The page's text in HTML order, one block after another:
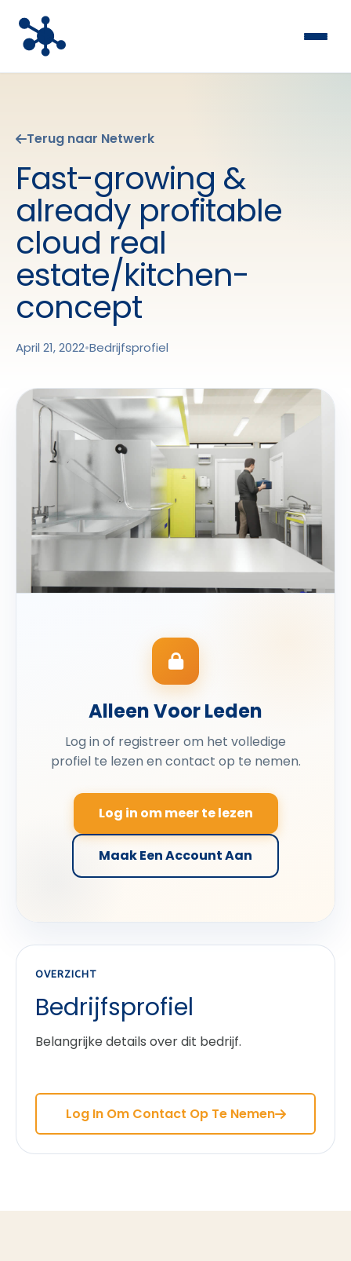
Terug naar Netwerk
Fast-growing &
already profitable
cloud real
estate/kitchen-
concept
April 21, 2022•Bedrijfsprofiel
Alleen Voor Leden
Log in of registreer om het volledige
profiel te lezen en contact op te nemen.
Log in om meer te lezen
Maak Een Account Aan
OVERZICHT
Bedrijfsprofiel
Belangrijke details over dit bedrijf.
Log In Om Contact Op Te Nemen